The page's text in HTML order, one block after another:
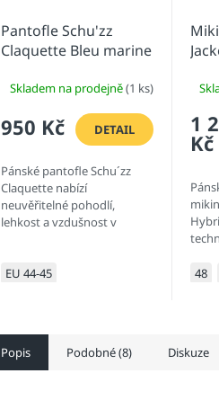
Pantofle Schu'zz
Claquette Bleu marine
Skladem na prodejně(1 ks)
950 Kč DETAIL
Pánské pantofle Schu´zz
Claquette nabízí
neuvěřitelné pohodlí,
lehkost a vzdušnost v
EU 44-45
1
Kč
48
Popis Podobné (8) Diskuze